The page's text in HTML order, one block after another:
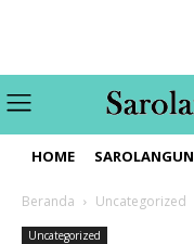
HOME SAROLANGUN
Beranda Uncategorized
Uncategorized